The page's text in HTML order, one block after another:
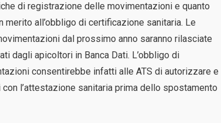
di registrazione delle movimentazioni e quanto
all’obbligo di certificazione sanitaria. Le
dal prossimo anno saranno rilasciate
dagli apicoltori in Banca Dati. L’obbligo di
consentirebbe infatti alle ATS di autorizzare e
l’attestazione sanitaria prima dello spostamento